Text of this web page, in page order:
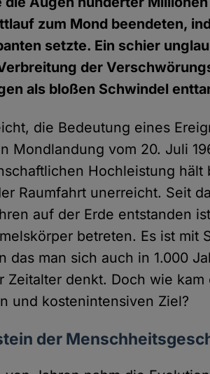
zum Mond beendeten,
setzte. Ein schier
der
als bloßen Schwindel
die Bedeutung eines
Mondlandung vom 20. Juli
Hochleistung
Raumfahrt unerreicht. Seit
auf der Erde entstanden
betreten. Es ist mit
das man sich auch in 1.000
Zeitalter denkt. Doch wie
und kostenintensiven Ziel?
der